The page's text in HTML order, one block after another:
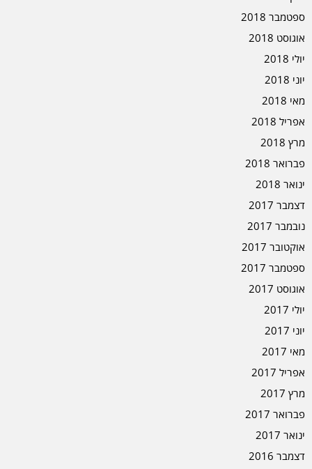
ספטמבר 2018
אוגוסט 2018
יולי 2018
יוני 2018
מאי 2018
אפריל 2018
מרץ 2018
פברואר 2018
ינואר 2018
דצמבר 2017
נובמבר 2017
אוקטובר 2017
ספטמבר 2017
אוגוסט 2017
יולי 2017
יוני 2017
מאי 2017
אפריל 2017
מרץ 2017
פברואר 2017
ינואר 2017
דצמבר 2016